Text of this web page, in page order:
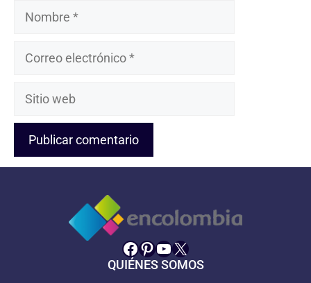
Nombre
Sitio
Facebook
Pinterest
YouTube
X
QUIÉNES SOMOS